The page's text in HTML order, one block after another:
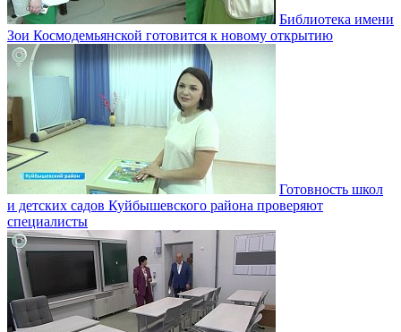
Библиотека имени
Зои Космодемьянской готовится к новому открытию
Готовность школ
и детских садов Куйбышевского района проверяют
специалисты